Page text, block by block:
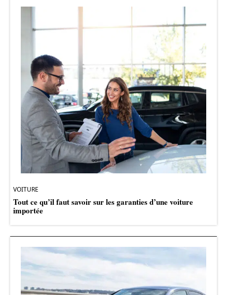
VOITURE
Tout ce qu’il faut savoir sur les garanties d’une voiture
importée